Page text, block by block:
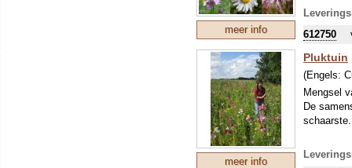
meer info
612750
meer info
Pluktuin
(Engels:
Mengsel
De
schaarste.